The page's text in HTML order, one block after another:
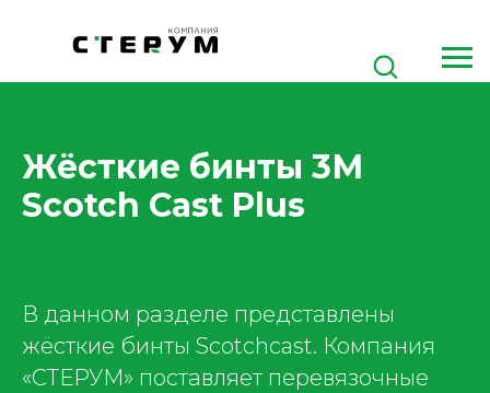
Жёсткие бинты 3М
Scotch Cast Plus
В данном разделе представлены
жёсткие бинты Scotchcast. Компания
«СТЕРУМ» поставляет перевязочные